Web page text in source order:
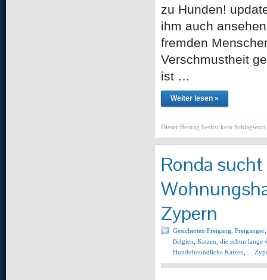
zu Hunden!
ihm auch
fremden
Verschmustheit
ist …
Weiter lesen »
Dieser Beitrag besitzt kein Schlagwort
Ronda
Zypern
Gesicherten Freigang Freigänger
Belgien Katzen, die schon lange
Hundefreundliche Katzen
...